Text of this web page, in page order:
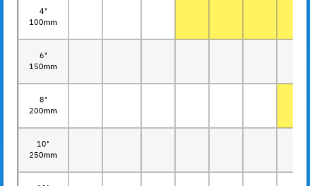
4"
100mm
6"
150mm
8"
200mm
10"
250mm